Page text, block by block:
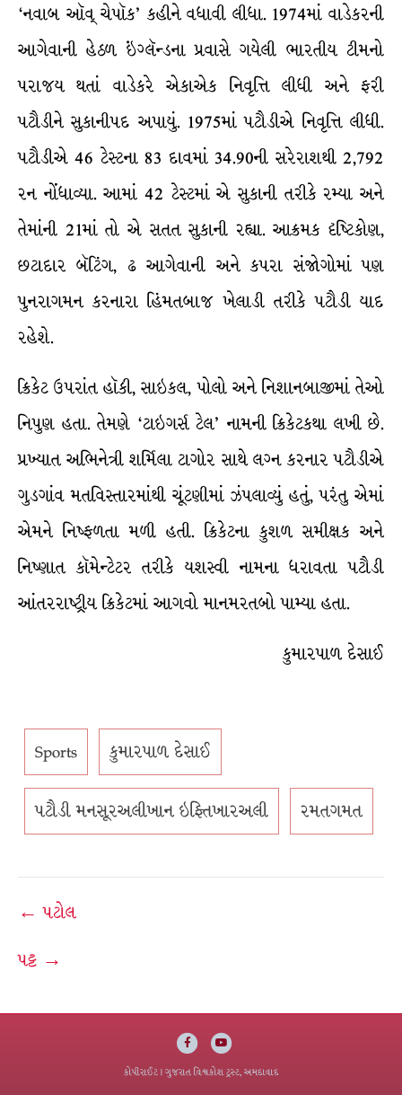
‘નવાબ ઑવ્ ચેપૉક’ કહીને વધાવી લીધા. 1974માં વાડેકરની
આગેવાની હેઠળ ઇંગ્લૅન્ડના પ્રવાસે ગયેલી ભારતીય ટીમનો
પરાજય થતાં વાડેકરે એકાએક નિવૃત્તિ લીધી અને ફરી
પટૌડીને સુકાનીપદ અપાયું. 1975માં પટૌડીએ નિવૃત્તિ લીધી.
પટૌડીએ 46 ટેસ્ટના 83 દાવમાં 34.90ની સરેરાશથી 2,792
રન નોંધાવ્યા. આમાં 42 ટેસ્ટમાં એ સુકાની તરીકે રમ્યા અને
તેમાંની 21માં તો એ સતત સુકાની રહ્યા. આક્રમક દૃષ્ટિકોણ,
છટાદાર બૅટિંગ, ઢ આગેવાની અને કપરા સંજોગોમાં પણ
પુનરાગમન કરનારા હિંમતબાજ ખેલાડી તરીકે પટૌડી યાદ
રહેશે.
ક્રિકેટ ઉપરાંત હૉકી, સાઇકલ, પોલો અને નિશાનબાજીમાં તેઓ
નિપુણ હતા. તેમણે ‘ટાઇગર્સ ટેલ’ નામની ક્રિકેટકથા લખી છે.
પ્રખ્યાત અભિનેત્રી શર્મિલા ટાગોર સાથે લગ્ન કરનાર પટૌડીએ
ગુડગાંવ મતવિસ્તારમાંથી ચૂંટણીમાં ઝંપલાવ્યું હતું, પરંતુ એમાં
એમને નિષ્ફળતા મળી હતી. ક્રિકેટના કુશળ સમીક્ષક અને
નિષ્ણાત કૉમેન્ટેટર તરીકે યશસ્વી નામના ધરાવતા પટૌડી
આંતરરાષ્ટ્રીય ક્રિકેટમાં આગવો માનમરતબો પામ્યા હતા.
કુમારપાળ દેસાઈ
Sports કુમારપાળ દેસાઈ
પટૌડી મનસૂરઅલીખાન ઇફ્તિખારઅલી રમતગમત
Post
navigation
← પટોલ
પટ્ટ →
FacebookYoutube
કોપીરાઈટ| ગુજરાત વિશ્વકોશ ટ્રસ્ટ, અમદાવાદ